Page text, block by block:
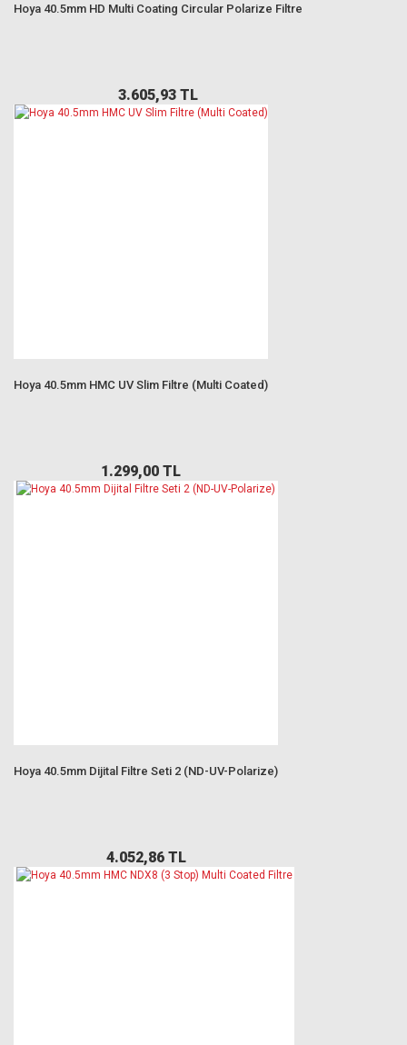
Hoya 40.5mm HD Multi Coating Circular Polarize Filtre
3.605,93 TL
Hoya 40.5mm HMC UV Slim Filtre (Multi Coated)
1.299,00 TL
Hoya 40.5mm Dijital Filtre Seti 2 (ND-UV-Polarize)
4.052,86 TL